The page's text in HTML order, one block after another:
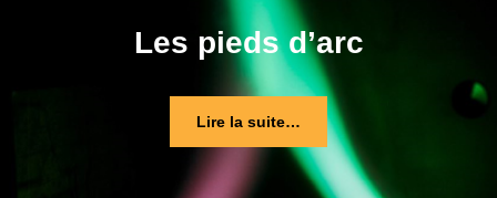
Les pieds d’arc
Lire la suite…